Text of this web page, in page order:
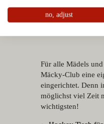
FUNZONE
Für alle Mädels
Mäcky-Club eine
eingerichtet. Denn
möglichst viel Zeit
wichtigsten!
no, adjust